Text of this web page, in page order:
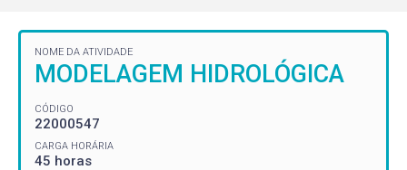
NOME DA ATIVIDADE
MODELAGEM HIDROLÓGICA
CÓDIGO
22000547
CARGA HORÁRIA
45 horas